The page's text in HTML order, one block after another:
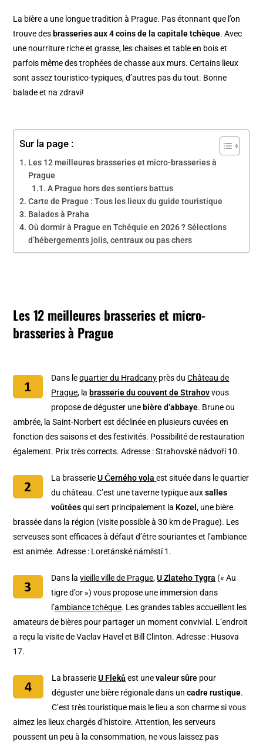
La bière a une longue tradition à Prague. Pas étonnant que l’on
trouve des brasseries aux 4 coins de la capitale tchèque. Avec
une nourriture riche et grasse, les chaises et table en bois et
parfois même des trophées de chasse aux murs. Certains lieux
sont assez touristico-typiques, d’autres pas du tout. Bonne
balade et na zdravi!
Sur la page :
Les 12 meilleures brasseries et micro-brasseries à
Prague
A Prague hors des sentiers battus
Carte de Prague : Tous les lieux du guide touristique
Balades à Praha
Où dormir à Prague en Tchéquie en 2026 ? Sélections
d’hébergements jolis, centraux ou pas chers
Les 12 meilleures brasseries et micro-
brasseries à Prague
Dans lequartier du Hradcany près duChâteau de
Prague, la brasserie du couvent de Strahovvous
propose de déguster une bière d’abbaye. Brune ou
ambrée, la Saint-Norbert est déclinée en plusieurs cuvées en
fonction des saisons et des festivités. Possibilité de restauration
également. Prix très corrects. Adresse : Strahovské nádvoří 10.
La brasserieU Černého vola est située dans le quartier
du château. C’est une taverne typique auxsalles
voûtéesqui sert principalement la Kozel, une bière
brassée dans la région (visite possible à 30 km de Prague). Les
serveuses sont efficaces à défaut d’être souriantes et l’ambiance
est animée. Adresse : Loretánské náměstí 1.
Dans lavieille ville de Prague,U Zlateho Tygra (« Au
tigre d’or ») vous propose une immersion dans
l’ambiance tchèque. Les grandes tables accueillent les
amateurs de bières pour partager un moment convivial. L’endroit
a reçu la visite de Vaclav Havel et Bill Clinton. Adresse : Husova
17.
La brasserieU Fleků est unevaleur sûre pour
déguster une bière régionale dans uncadre rustique.
C’est très touristique mais le lieu a son charme si vous
aimez les lieux chargés d’histoire. Attention, les serveurs
poussent un peu à la consommation, ne vous laissez pas